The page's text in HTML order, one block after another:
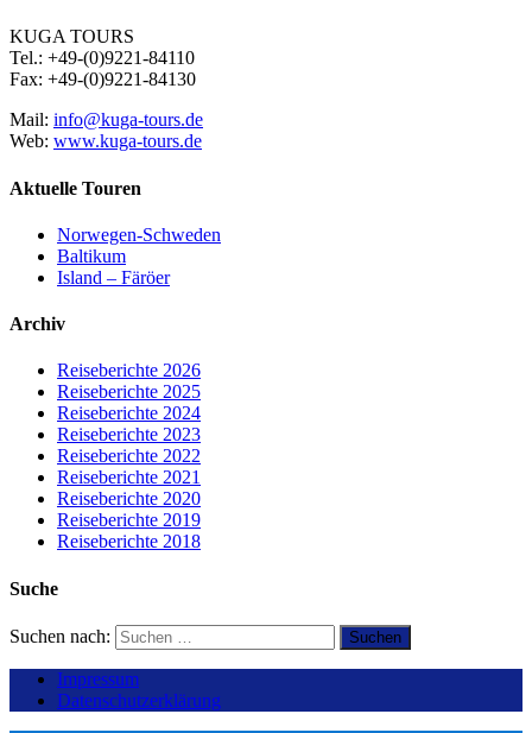
KUGA TOURS
Tel.: +49-(0)9221-84110
Fax: +49-(0)9221-84130
Mail: info@kuga-tours.de
Web: www.kuga-tours.de
Aktuelle Touren
Norwegen-Schweden
Baltikum
Island – Färöer
Archiv
Reiseberichte 2026
Reiseberichte 2025
Reiseberichte 2024
Reiseberichte 2023
Reiseberichte 2022
Reiseberichte 2021
Reiseberichte 2020
Reiseberichte 2019
Reiseberichte 2018
Suche
Suchen nach:
Impressum
Datenschutzerklärung